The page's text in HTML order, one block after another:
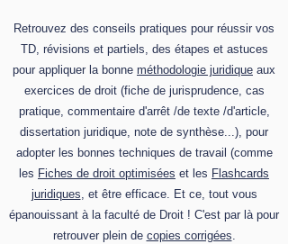
Retrouvez des conseils pratiques pour réussir vos
TD, révisions et partiels, des étapes et astuces
pour appliquer la bonne méthodologie juridique aux
exercices de droit (fiche de jurisprudence, cas
pratique, commentaire d'arrêt /de texte /d'article,
dissertation juridique, note de synthèse...), pour
adopter les bonnes techniques de travail (comme
les Fiches de droit optimisées et les Flashcards
juridiques, et être efficace. Et ce, tout vous
épanouissant à la faculté de Droit ! C'est par là pour
retrouver plein de copies corrigées.